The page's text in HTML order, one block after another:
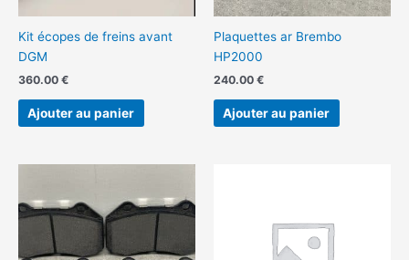
Kit écopes de freins avant
DGM
360.00 €
Ajouter au panier
Plaquettes ar Brembo
HP2000
240.00 €
Ajouter au panier